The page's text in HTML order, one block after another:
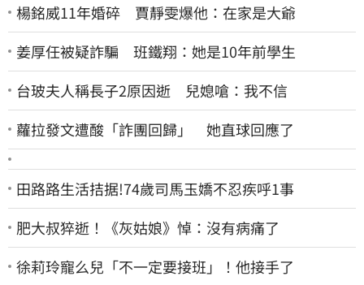
楊銘威11年婚碎 賈靜雯爆他：在家是大爺
姜厚任被疑詐騙 班鐵翔：她是10年前學生
台玻夫人稱長子2原因逝 兒媳嗆：我不信
蘿拉發文遭酸「詐團回歸」 她直球回應了
田路路生活拮据!74歲司馬玉嬌不忍疾呼1事
肥大叔猝逝！《灰姑娘》悼：沒有病痛了
徐莉玲寵么兒「不一定要接班」！他接手了